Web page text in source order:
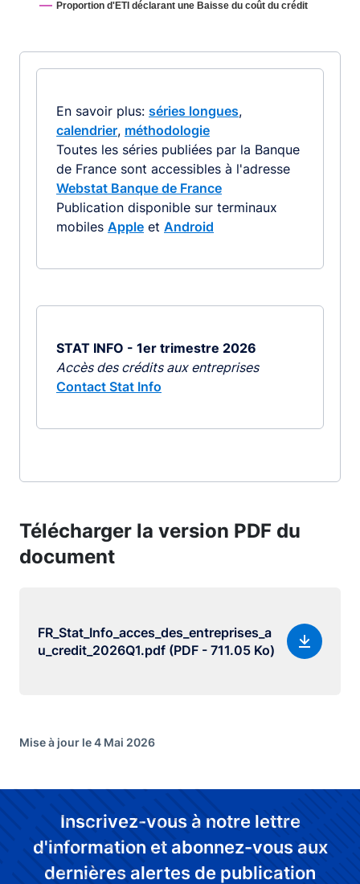
Proportion d'ETI déclarant une Baisse du coût du crédit
En savoir plus: séries longues,
calendrier, méthodologie
Toutes les séries publiées par la Banque
de France sont accessibles à l'adresse
Webstat Banque de France
Publication disponible sur terminaux
mobiles Apple et Android
STAT INFO - 1er trimestre 2026
Accès des crédits aux entreprises
Contact Stat Info
Télécharger la version PDF du
document
FR_Stat_Info_acces_des_entreprises_a
u_credit_2026Q1.pdf (PDF - 711.05 Ko)
Mise à jour le 4 Mai 2026
Inscrivez-vous à notre lettre
d'information et abonnez-vous aux
dernières alertes de publication